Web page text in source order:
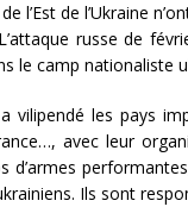
l’Est de l’Ukraine
russe de
le camp nationaliste
vilipendé les pays
avec leur
d’armes
Ils sont